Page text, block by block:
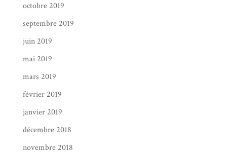
octobre 2019
septembre 2019
juin 2019
mai 2019
mars 2019
février 2019
janvier 2019
décembre 2018
novembre 2018